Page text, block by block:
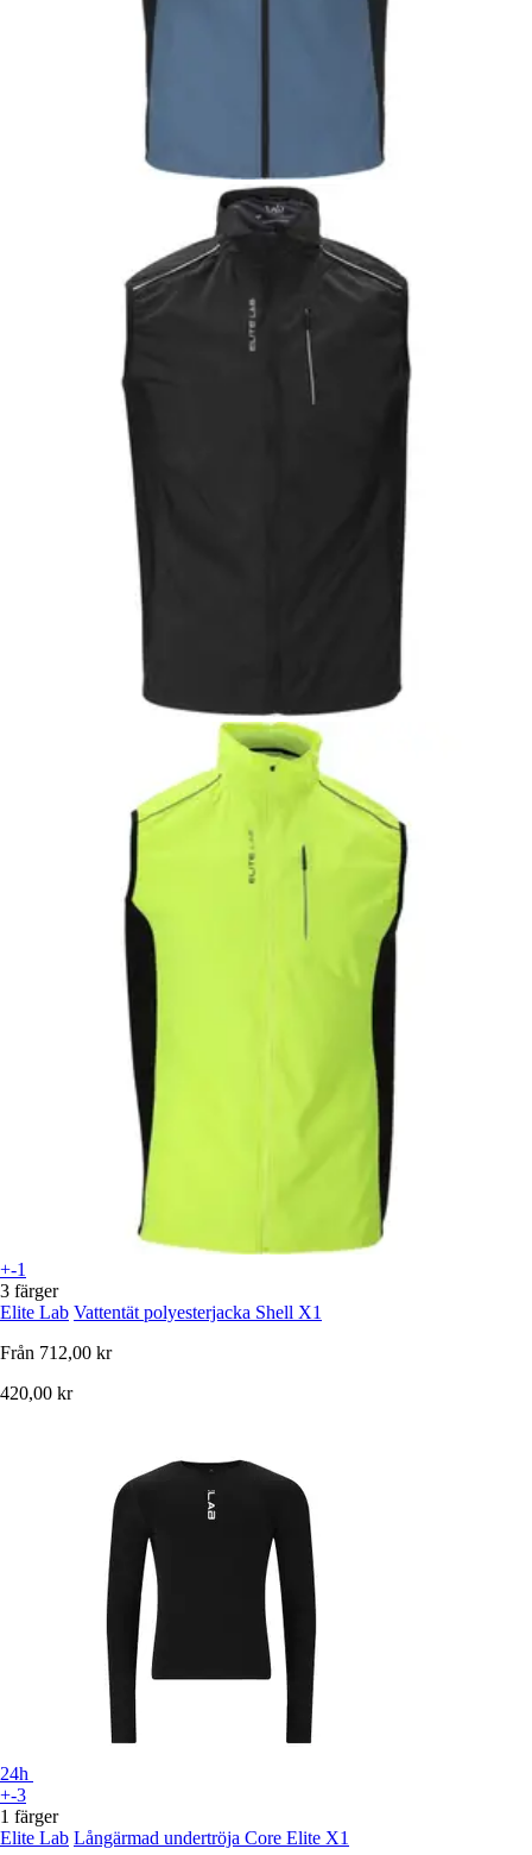
+-1
3 färger
Elite Lab Vattentät polyesterjacka Shell X1
Från 712,00 kr
420,00 kr
24h
+-3
1 färger
Elite Lab Långärmad undertröja Core Elite X1